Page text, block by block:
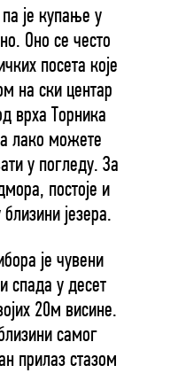
је купање у
Оно се често
посета које
на ски центар
врха Торника
лако можете
у погледу. За
постоје и
језера.
је чувени
спада у десет
20м висине.
самог
прилаз стазом